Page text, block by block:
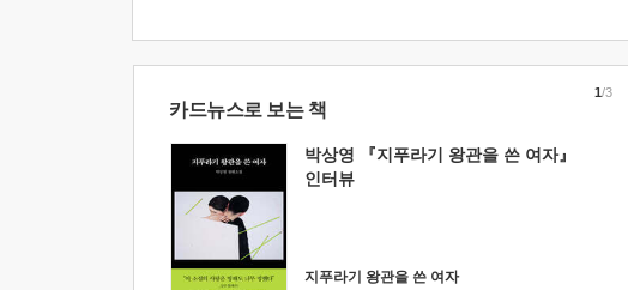
카드뉴스로 보는 책
박상영 『지푸라기 왕관을 쓴 여자』
인터뷰
지푸라기 왕관을 쓴 여자
1/3